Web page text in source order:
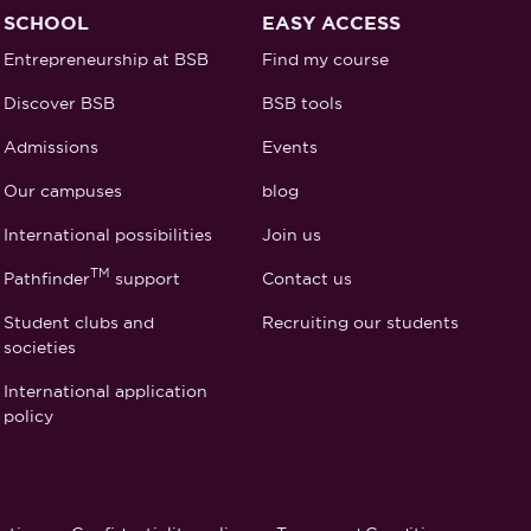
SCHOOL
Entrepreneurship at BSB
Discover BSB
Admissions
Our campuses
International possibilities
PathfinderTM support
Student clubs and
societies
International application
policy
EASY ACCESS
Find my course
BSB tools
Events
blog
Join us
Contact us
Recruiting our students